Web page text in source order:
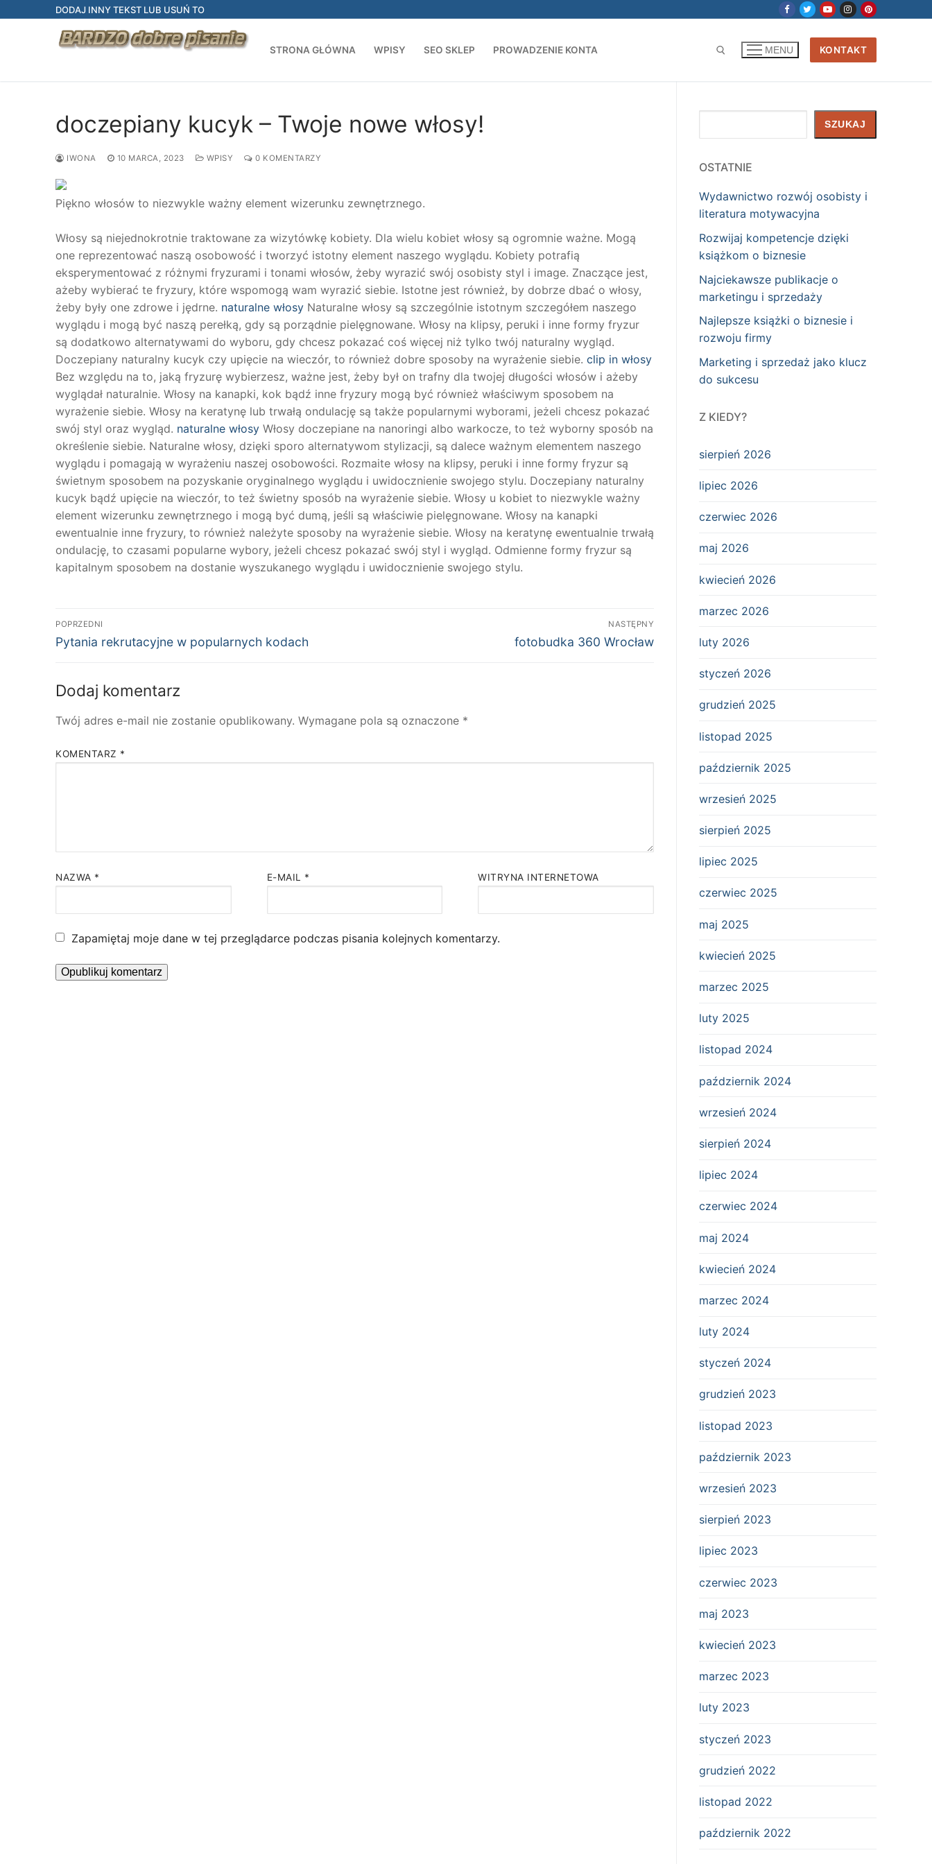
DODAJ INNY TEKST LUB USUŃ TO
STRONA GŁÓWNA WPISY SEO SKLEP PROWADZENIE KONTA MENU KONTAKT
doczepiany kucyk – Twoje nowe włosy!
IWONA 10 MARCA, 2023 WPISY 0 KOMENTARZY
Piękno włosów to niezwykle ważny element wizerunku zewnętrznego.
Włosy są niejednokrotnie traktowane za wizytówkę kobiety. Dla wielu kobiet włosy są ogromnie ważne. Mogą
one reprezentować naszą osobowość i tworzyć istotny element naszego wyglądu. Kobiety potrafią
eksperymentować z różnymi fryzurami i tonami włosów, żeby wyrazić swój osobisty styl i image. Znaczące jest,
ażeby wybierać te fryzury, które wspomogą wam wyrazić siebie. Istotne jest również, by dobrze dbać o włosy,
żeby były one zdrowe i jędrne. naturalne włosy Naturalne włosy są szczególnie istotnym szczegółem naszego
wyglądu i mogą być naszą perełką, gdy są porządnie pielęgnowane. Włosy na klipsy, peruki i inne formy fryzur
są dodatkowo alternatywami do wyboru, gdy chcesz pokazać coś więcej niż tylko twój naturalny wygląd.
Doczepiany naturalny kucyk czy upięcie na wieczór, to również dobre sposoby na wyrażenie siebie. clip in włosy
Bez względu na to, jaką fryzurę wybierzesz, ważne jest, żeby był on trafny dla twojej długości włosów i ażeby
wyglądał naturalnie. Włosy na kanapki, kok bądź inne fryzury mogą być również właściwym sposobem na
wyrażenie siebie. Włosy na keratynę lub trwałą ondulację są także popularnymi wyborami, jeżeli chcesz pokazać
swój styl oraz wygląd. naturalne włosy Włosy doczepiane na nanoringi albo warkocze, to też wyborny sposób na
określenie siebie. Naturalne włosy, dzięki sporo alternatywom stylizacji, są dalece ważnym elementem naszego
wyglądu i pomagają w wyrażeniu naszej osobowości. Rozmaite włosy na klipsy, peruki i inne formy fryzur są
świetnym sposobem na pozyskanie oryginalnego wyglądu i uwidocznienie swojego stylu. Doczepiany naturalny
kucyk bądź upięcie na wieczór, to też świetny sposób na wyrażenie siebie. Włosy u kobiet to niezwykle ważny
element wizerunku zewnętrznego i mogą być dumą, jeśli są właściwie pielęgnowane. Włosy na kanapki
ewentualnie inne fryzury, to również należyte sposoby na wyrażenie siebie. Włosy na keratynę ewentualnie trwałą
ondulację, to czasami popularne wybory, jeżeli chcesz pokazać swój styl i wygląd. Odmienne formy fryzur są
kapitalnym sposobem na dostanie wyszukanego wyglądu i uwidocznienie swojego stylu.
Nawigacja
wpisu
POPRZEDNI
Poprzedni
Pytania rekrutacyjne w popularnych kodach
NASTĘPNY
Następny
fotobudka 360 Wrocław
Dodaj komentarz
Twój adres e-mail nie zostanie opublikowany. Wymagane pola są oznaczone *
KOMENTARZ *
NAZWA * E-MAIL * WITRYNA INTERNETOWA
Zapamiętaj moje dane w tej przeglądarce podczas pisania kolejnych komentarzy.
SZUKAJ
OSTATNIE
Wydawnictwo rozwój osobisty i
literatura motywacyjna
Rozwijaj kompetencje dzięki
książkom o biznesie
Najciekawsze publikacje o
marketingu i sprzedaży
Najlepsze książki o biznesie i
rozwoju firmy
Marketing i sprzedaż jako klucz
do sukcesu
Z KIEDY?
sierpień 2026
lipiec 2026
czerwiec 2026
maj 2026
kwiecień 2026
marzec 2026
luty 2026
styczeń 2026
grudzień 2025
listopad 2025
październik 2025
wrzesień 2025
sierpień 2025
lipiec 2025
czerwiec 2025
maj 2025
kwiecień 2025
marzec 2025
luty 2025
listopad 2024
październik 2024
wrzesień 2024
sierpień 2024
lipiec 2024
czerwiec 2024
maj 2024
kwiecień 2024
marzec 2024
luty 2024
styczeń 2024
grudzień 2023
listopad 2023
październik 2023
wrzesień 2023
sierpień 2023
lipiec 2023
czerwiec 2023
maj 2023
kwiecień 2023
marzec 2023
luty 2023
styczeń 2023
grudzień 2022
listopad 2022
październik 2022